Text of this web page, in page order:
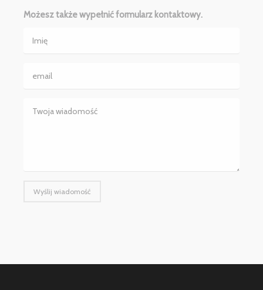
Możesz także wypełnić formularz kontaktowy.
Wyślij wiadomość